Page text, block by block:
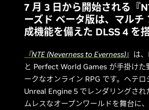
7 月 3 日から開始される『
ーズド ベータ版は、マルチ
成機能を備えた DLSS 4 を
『NTE (Neverness to Everness)』は
と Perfect World Games が手掛けた
ークなオンライン RPG です。ヘテロ
Unreal Engine 5 でレンダリングされ
ムレスなオープンワールドを舞台に